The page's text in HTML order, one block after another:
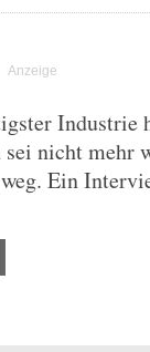
Industrie
nicht mehr
Ein